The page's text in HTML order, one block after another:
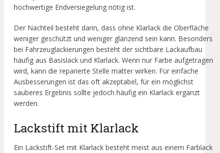
hochwertige Endversiegelung nötig ist.
Der Nachteil besteht darin, dass ohne Klarlack die Oberfläche
weniger geschützt und weniger glänzend sein kann. Besonders
bei Fahrzeuglackierungen besteht der sichtbare Lackaufbau
häufig aus Basislack und Klarlack. Wenn nur Farbe aufgetragen
wird, kann die reparierte Stelle matter wirken. Für einfache
Ausbesserungen ist das oft akzeptabel, für ein möglichst
sauberes Ergebnis sollte jedoch häufig ein Klarlack ergänzt
werden.
Lackstift mit Klarlack
Ein Lackstift-Set mit Klarlack besteht meist aus einem Farblack